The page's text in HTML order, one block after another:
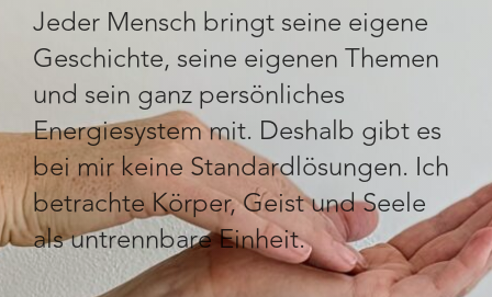
Jeder Mensch bringt seine eigene
Geschichte, seine eigenen Themen
und sein ganz persönliches
Energiesystem mit. Deshalb gibt es
bei mir keine Standardlösungen. Ich
betrachte Körper, Geist und Seele
als untrennbare Einheit.